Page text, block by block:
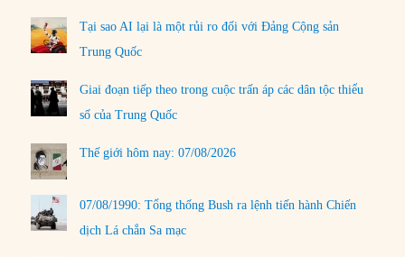
Tại sao AI lại là một rủi ro đối với Đảng Cộng sản
Trung Quốc
Giai đoạn tiếp theo trong cuộc trấn áp các dân tộc thiểu
số của Trung Quốc
Thế giới hôm nay: 07/08/2026
07/08/1990: Tổng thống Bush ra lệnh tiến hành Chiến
dịch Lá chắn Sa mạc